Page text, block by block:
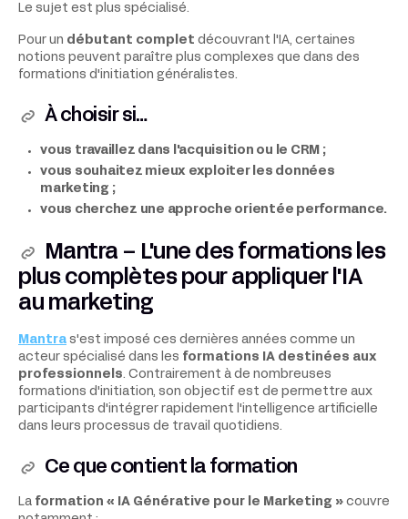
Le sujet est plus spécialisé.
Pour un débutant complet découvrant l'IA, certaines
notions peuvent paraître plus complexes que dans des
formations d'initiation généralistes.
À choisir si…
vous travaillez dans l'acquisition ou le CRM ;
vous souhaitez mieux exploiter les données
marketing ;
vous cherchez une approche orientée performance.
Mantra – L'une des formations les
plus complètes pour appliquer l'IA
au marketing
Mantra s'est imposé ces dernières années comme un
acteur spécialisé dans les formations IA destinées aux
professionnels. Contrairement à de nombreuses
formations d'initiation, son objectif est de permettre aux
participants d'intégrer rapidement l'intelligence artificielle
dans leurs processus de travail quotidiens.
Ce que contient la formation
La formation « IA Générative pour le Marketing » couvre